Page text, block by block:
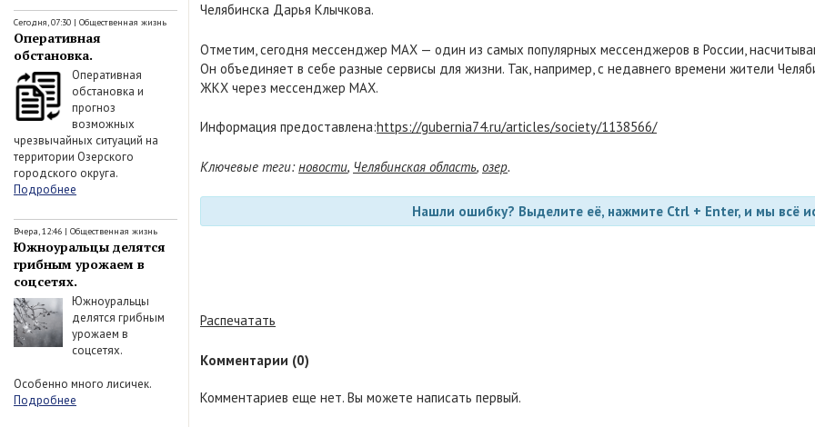
Сегодня, 07:30 | Общественная жизнь
Оперативная
обстановка.
Оперативная
обстановка и
прогноз
возможных
чрезвычайных ситуаций на
территории Озерского
городского округа.
Подробнее
Вчера, 12:46 | Общественная жизнь
Южноуральцы делятся
грибным урожаем в
соцсетях.
Южноуральцы
делятся грибным
урожаем в
соцсетях.
Особенно много лисичек.
Подробнее
Челябинска Дарья Клычкова.
Отметим, сегодня мессенджер MAX — один из самых популярных мессенджеров в России,
Он объединяет в себе разные сервисы для жизни. Так, например, с недавнего времени жители
ЖКХ через мессенджер MAX.
Информация предоставлена:https://gubernia74.ru/articles/society/1138566/
Ключевые теги:новости, Челябинская область, озер.
Нашли ошибку? Выделите её, нажмите Ctrl + Enter, и мы всё
Распечатать
Комментарии (0)
Комментариев еще нет. Вы можете написать первый.